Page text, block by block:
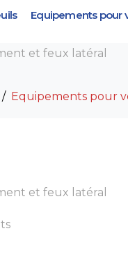
Equipements pour
:Feux
et feux latéral
Equipements pour
et feux latéral